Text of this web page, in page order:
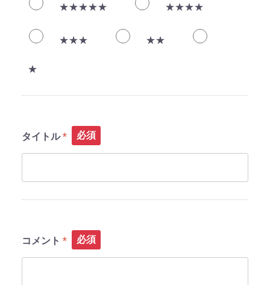
★★★★★ ★★★★
★★★ ★★
★
タイトル 必須
コメント 必須